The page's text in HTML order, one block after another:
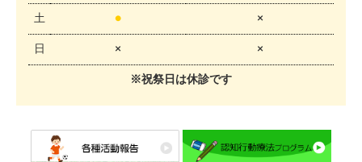
土 ● ×
日 × ×
※祝祭日は休診です